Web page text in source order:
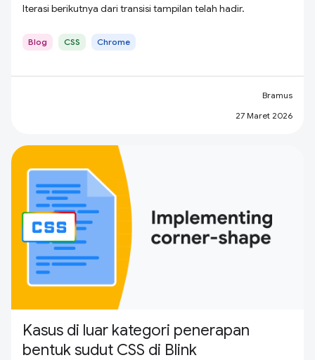
Iterasi berikutnya dari transisi tampilan telah hadir.
Blog CSS Chrome
Bramus
27 Maret 2026
Kasus di luar kategori penerapan
bentuk sudut CSS di Blink